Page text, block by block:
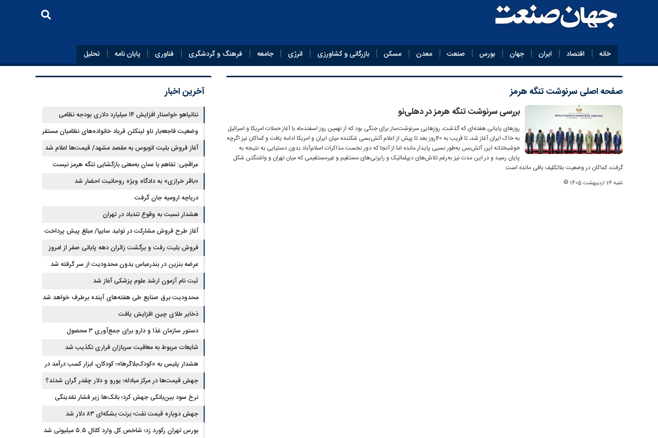
خانه اقتصاد ایران جهان بورس صنعت معدن مسکن بازرگانی و کشاورزی انرژی جامعه فرهنگ و گردشگری فناوری پایان‌ نامه تحلیل
صفحه اصلی سرنوشت تنگه هرمز
بررسی سرنوشت تنگه هرمز در دهلی‌نو
روزهای پایانی هفته‌ای که گذشت، روزهایی سرنوشت‌ساز برای جنگی بود که از نهمین روز اسفندماه با آغاز حملات امریکا و اسرائیل
به خاک ایران آغاز شد، تا قریب به 40روز بعد تا پیش از اعلام آتش‌بسی شکننده میان ایران و امریکا ادامه یافت و کماکان نیز اگرچه
خوشبختانه این آتش‌بس به‌طور نسبی پایدار مانده اما از آنجا که دور نخست مذاکرات اسلام‌آباد بدون دستیابی به نتیجه به
پایان رسید و در این مدت نیز به‌رغم تلاش‌های دیپلماتیک و رایزنی‌های مستقیم و غیرمستقیمی که میان تهران و واشنگتن شکل
گرفت، کماکان در وضعیت بلاتکلیف باقی مانده است.
شنبه 26 اردیبهشت 1405
آخرین اخبار
نتانیاهو خواستار افزایش ۱۴ میلیارد دلاری بودجه نظامی
اسرائیل شد
وضعیت فاجعه‌بار ناو لینکلن فریاد خانواده‌های نظامیان مستقر
در دریا را بلند کرد
آغاز فروش بلیت اتوبوس به مقصد مشهد/ قیمت‌ها اعلام شد
عراقچی: تفاهم با عمان به‌معنی بازگشایی تنگه هرمز نیست
«باقر خرازی» به دادگاه ویژه روحانیت احضار شد
دریاچه ارومیه جان گرفت
هشدار نسبت به وقوع تندباد در تهران
آغاز طرح فروش مشارکت در تولید سایپا/ مبلغ پیش پرداخت
اعلام شد
فروش بلیت رفت و برگشت زائران دهه پایانی صفر از امروز
آغاز شد
عرضه بنزین در بندرعباس بدون محدودیت از سر گرفته شد
ثبت نام آزمون ارشد علوم پزشکی آغاز شد
محدودیت‌ برق صنایع طی هفته‌های آینده برطرف خواهد شد
ذخایر طلای چین افزایش یافت
دستور سازمان غذا و دارو برای جمع‌آوری ۳ محصول
سلامت‌محور
شایعات مربوط به معافیت سربازان فراری تکذیب شد
هشدار پلیس به «کودک‌بلاگرها»؛ کودکان، ابزار کسب درآمد در
فضای مجازی نیستند
جهش قیمت‌ها در مرکز مبادله؛ یورو و دلار چقدر گران شدند؟
نرخ سود بین‌بانکی جهش کرد؛ بانک‌ها زیر فشار نقدینگی
جهش دوباره قیمت نفت؛ برنت بشکه‌ای ۸۳ دلار شد
بورس تهران رکورد زد؛ شاخص کل وارد کانال ۵.۵ میلیونی شد